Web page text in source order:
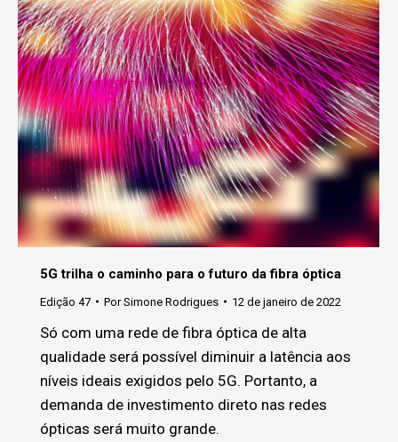
5G trilha o caminho para o futuro da fibra óptica
Edição 47 PorSimone Rodrigues 12 de janeiro de 2022
Só com uma rede de fibra óptica de alta
qualidade será possível diminuir a latência aos
níveis ideais exigidos pelo 5G. Portanto, a
demanda de investimento direto nas redes
ópticas será muito grande.